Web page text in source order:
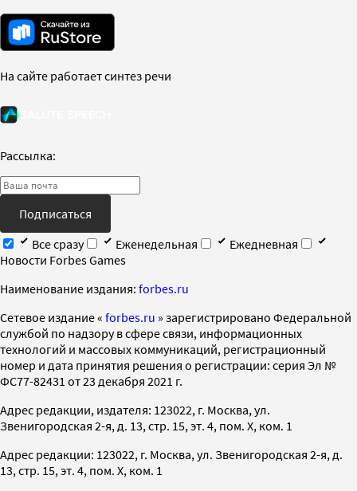
На сайте работает синтез речи
Рассылка:
Подписаться
Все сразу
Еженедельная
Ежедневная
Новости Forbes Games
Наименование издания: forbes.ru
Cетевое издание « forbes.ru » зарегистрировано Федеральной
службой по надзору в сфере связи, информационных
технологий и массовых коммуникаций, регистрационный
номер и дата принятия решения о регистрации: серия Эл №
ФС77-82431 от 23 декабря 2021 г.
Адрес редакции, издателя: 123022, г. Москва, ул.
Звенигородская 2-я, д. 13, стр. 15, эт. 4, пом. X, ком. 1
Адрес редакции: 123022, г. Москва, ул. Звенигородская 2-я, д.
13, стр. 15, эт. 4, пом. X, ком. 1